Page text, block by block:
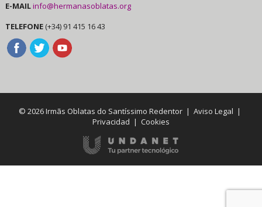
E-MAILinfo@hermanasoblatas.org
TELEFONE (+34) 91 415 16 43
© 2026 Irmãs Oblatas do Santíssimo Redentor |Aviso Legal |
Privacidad | Cookies